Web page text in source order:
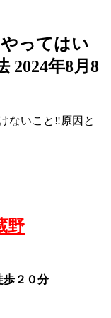
ってはい
2024年8月8
野
２０分